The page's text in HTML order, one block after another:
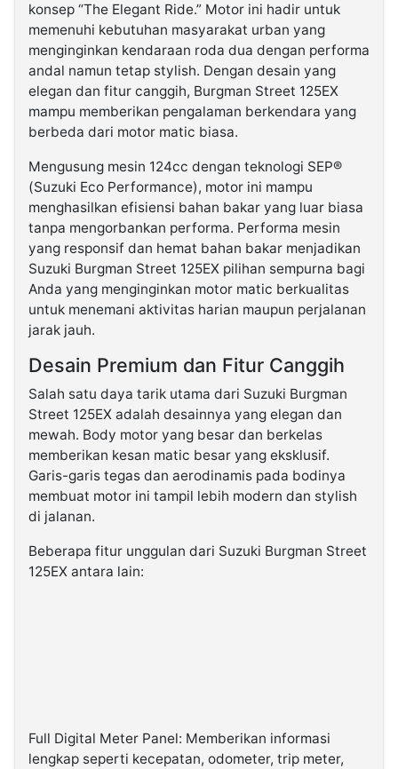
konsep “The Elegant Ride.” Motor ini hadir untuk
memenuhi kebutuhan masyarakat urban yang
menginginkan kendaraan roda dua dengan performa
andal namun tetap stylish. Dengan desain yang
elegan dan fitur canggih, Burgman Street 125EX
mampu memberikan pengalaman berkendara yang
berbeda dari motor matic biasa.
Mengusung mesin 124cc dengan teknologi SEP®
(Suzuki Eco Performance), motor ini mampu
menghasilkan efisiensi bahan bakar yang luar biasa
tanpa mengorbankan performa. Performa mesin
yang responsif dan hemat bahan bakar menjadikan
Suzuki Burgman Street 125EX pilihan sempurna bagi
Anda yang menginginkan motor matic berkualitas
untuk menemani aktivitas harian maupun perjalanan
jarak jauh.
Desain Premium dan Fitur Canggih
Salah satu daya tarik utama dari Suzuki Burgman
Street 125EX adalah desainnya yang elegan dan
mewah. Body motor yang besar dan berkelas
memberikan kesan matic besar yang eksklusif.
Garis-garis tegas dan aerodinamis pada bodinya
membuat motor ini tampil lebih modern dan stylish
di jalanan.
Beberapa fitur unggulan dari Suzuki Burgman Street
125EX antara lain:
Full Digital Meter Panel: Memberikan informasi
lengkap seperti kecepatan, odometer, trip meter,